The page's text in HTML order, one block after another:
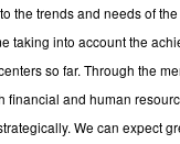
the trends and needs of
taking into account the
so far. Through the
financial and human
We can expect